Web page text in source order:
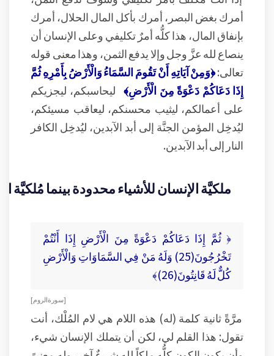
أمرك بغض البصر، أمرك بأكل المال الحلال، أمرك
بإنفاق المال، هذا كلُّه أمرٌ تكليفي وعلى الإنسان أن
ينصاع لله عزَّ وجل وإلا يدفع الثمن، وهذا معنى قوله
تعالى:﴿وَمِنْ آيَاتِهِ أَنْ تَقُومَ السَّمَاءُ وَالْأَرْضُ بِأَمْرِهِ ثُمَّ
إِذَا دَعَاكُمْ دَعْوَةً مِنَ الْأَرْضِ﴾ ليحاسبكم، ليجزيكم
على أعمالكم، ليثيب محسنكم، ليعاقب مسيئكم،
ليُدخِل المؤمن الجنَّة إلى أبد الآبدين، ليُدخِل الكافر
النار إلى أبد الآبدين.
ملكيَّة الإنسان للأشياء محدودة بينما مُلكيَّة
﴿ ثُمَّ إِذَا دَعَاكُمْ دَعْوَةً مِنَ الْأَرْضِ إِذَا أَنْتُمْ
تَخْرُجُونَ(25) وَلَهُ مَنْ فِي السَّمَاوَاتِ وَالْأَرْضِ
كُلٌّ لَهُ قَانِتُونَ(26)﴾
[ سورة الروم ]
مرَّةً ثانية كلمة (له) هذه اللام هي لام المُلْك، أنت
تقول: هذا القلم لي، لكن أن يتملك الإنسان شيء،